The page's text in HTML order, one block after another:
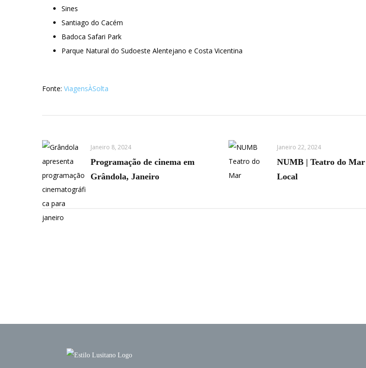
Sines
Santiago do Cacém
Badoca Safari Park
Parque Natural do Sudoeste Alentejano e Costa Vicentina
Fonte: ViagensÀSolta
Janeiro 8, 2024
Programação de cinema em
Grândola, Janeiro
Janeiro 22, 2024
NUMB | Teatro do
Local